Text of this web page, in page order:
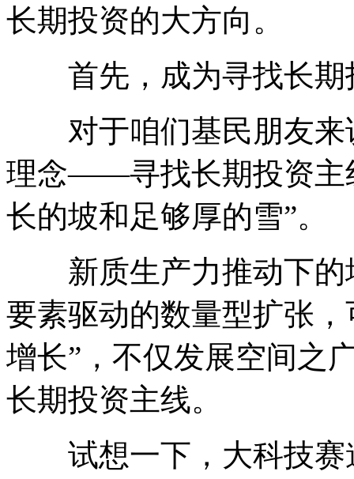
长期投资的大方向。
首先，成为寻找长期
对于咱们基民朋友来
理念——寻找长期投资主
长的坡和足够厚的雪”。
新质生产力推动下的
要素驱动的数量型扩张
增长”，不仅发展空间之
长期投资主线。
试想一下，大科技赛